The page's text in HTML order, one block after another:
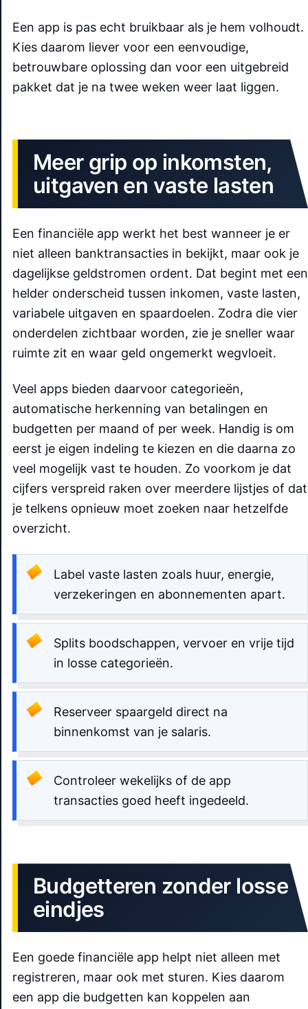
Een app is pas echt bruikbaar als je hem volhoudt.
Kies daarom liever voor een eenvoudige,
betrouwbare oplossing dan voor een uitgebreid
pakket dat je na twee weken weer laat liggen.
Meer grip op inkomsten,
uitgaven en vaste lasten
Een financiële app werkt het best wanneer je er
niet alleen banktransacties in bekijkt, maar ook je
dagelijkse geldstromen ordent. Dat begint met een
helder onderscheid tussen inkomen, vaste lasten,
variabele uitgaven en spaardoelen. Zodra die vier
onderdelen zichtbaar worden, zie je sneller waar
ruimte zit en waar geld ongemerkt wegvloeit.
Veel apps bieden daarvoor categorieën,
automatische herkenning van betalingen en
budgetten per maand of per week. Handig is om
eerst je eigen indeling te kiezen en die daarna zo
veel mogelijk vast te houden. Zo voorkom je dat
cijfers verspreid raken over meerdere lijstjes of dat
je telkens opnieuw moet zoeken naar hetzelfde
overzicht.
Label vaste lasten zoals huur, energie,
verzekeringen en abonnementen apart.
Splits boodschappen, vervoer en vrije tijd
in losse categorieën.
Reserveer spaargeld direct na
binnenkomst van je salaris.
Controleer wekelijks of de app
transacties goed heeft ingedeeld.
Budgetteren zonder losse
eindjes
Een goede financiële app helpt niet alleen met
registreren, maar ook met sturen. Kies daarom
een app die budgetten kan koppelen aan